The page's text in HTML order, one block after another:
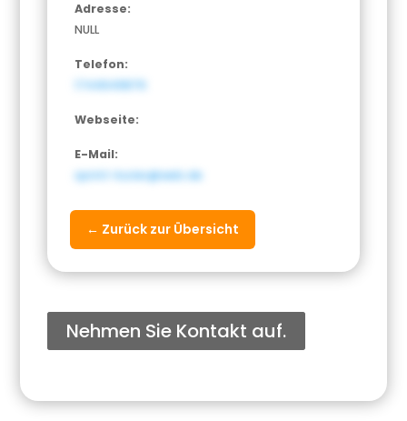
Adresse:
NULL
Telefon:
1744649876
Webseite:
E-Mail:
sprint-kurier@web.de
← Zurück zur Übersicht
Nehmen Sie Kontakt auf.